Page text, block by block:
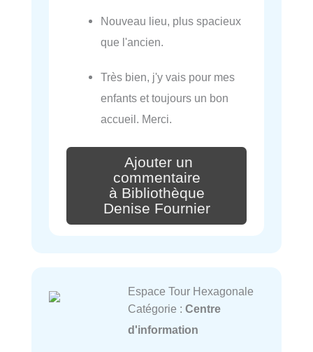
Nouveau lieu, plus spacieux
que l'ancien.
Très bien, j'y vais pour mes
enfants et toujours un bon
accueil. Merci.
Ajouter un
commentaire
à Bibliothèque
Denise Fournier
Espace Tour Hexagonale
Catégorie : Centre
d'information